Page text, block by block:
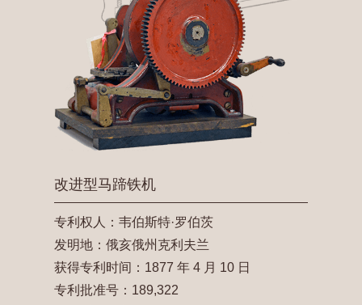
改进型马蹄铁机
专利权人：韦伯斯特·罗伯茨
发明地：俄亥俄州克利夫兰
获得专利时间：1877 年 4 月 10 日
专利批准号：189,322